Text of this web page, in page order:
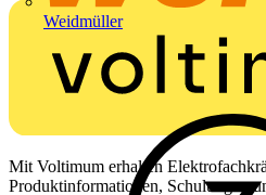
Weidmüller
Mit Voltimum erhalten
Produktinformationen, Schulungen